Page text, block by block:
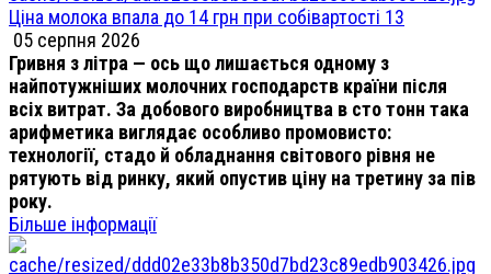
Ціна молока впала до 14 грн при собівартості 13
05 серпня 2026
Гривня з літра — ось що лишається одному з
найпотужніших молочних господарств країни після
всіх витрат. За добового виробництва в сто тонн така
арифметика виглядає особливо промовисто:
технології, стадо й обладнання світового рівня не
рятують від ринку, який опустив ціну на третину за пів
року.
Більше інформації